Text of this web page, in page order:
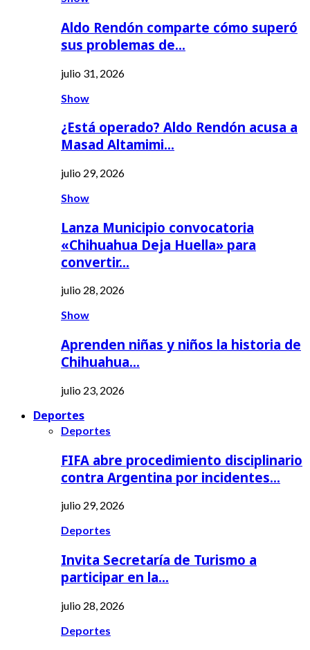
Aldo Rendón comparte cómo superó
sus problemas de…
julio 31, 2026
Show
¿Está operado? Aldo Rendón acusa a
Masad Altamimi…
julio 29, 2026
Show
Lanza Municipio convocatoria
«Chihuahua Deja Huella» para
convertir…
julio 28, 2026
Show
Aprenden niñas y niños la historia de
Chihuahua…
julio 23, 2026
Deportes
Deportes
FIFA abre procedimiento disciplinario
contra Argentina por incidentes…
julio 29, 2026
Deportes
Invita Secretaría de Turismo a
participar en la…
julio 28, 2026
Deportes